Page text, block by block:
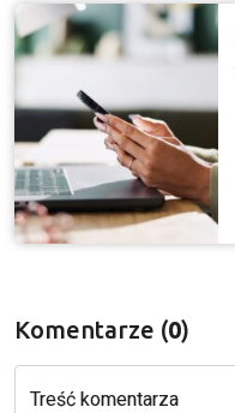
Komentarze (0)
Treść komentarza